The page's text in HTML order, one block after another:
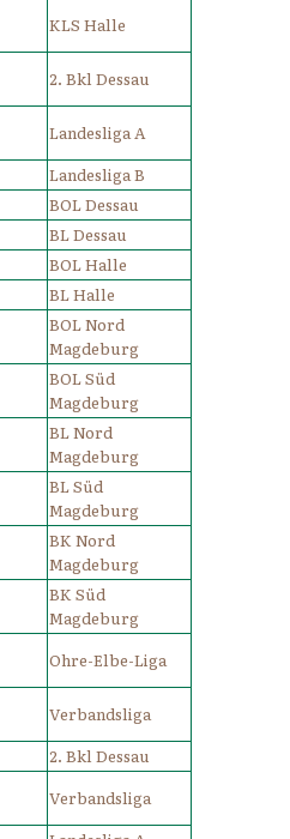
KLS Halle
2. Bkl Dessau
Landesliga A
Landesliga B
BOL Dessau
BL Dessau
BOL Halle
BL Halle
BOL Nord
Magdeburg
BOL Süd
Magdeburg
BL Nord
Magdeburg
BL Süd
Magdeburg
BK Nord
Magdeburg
BK Süd
Magdeburg
Ohre-Elbe-Liga
Verbandsliga
2. Bkl Dessau
Verbandsliga